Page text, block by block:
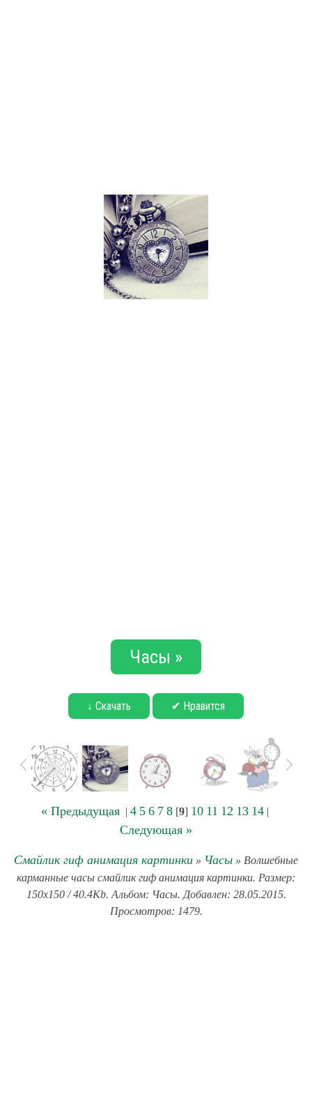
Часы »
↓ Скачать ✔ Нравится
« Предыдущая| 4 5 6 7 8[9] 10 11 12 13 14|
Следующая »
Смайлик гиф анимация картинки » Часы » Волшебные
карманные часы смайлик гиф анимация картинки. Размер:
150x150 / 40.4Kb. Альбом: Часы. Добавлен: 28.05.2015.
Просмотров: 1479.